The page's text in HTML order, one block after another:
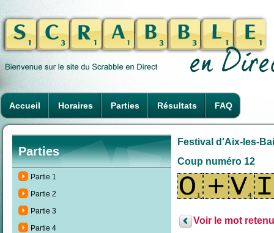
Accueil Horaires Parties Résultats FAQ
Parties
Partie 1
Partie 2
Partie 3
Partie 4
Festival d'Aix-les-
Coup numéro 12
Voir le mot